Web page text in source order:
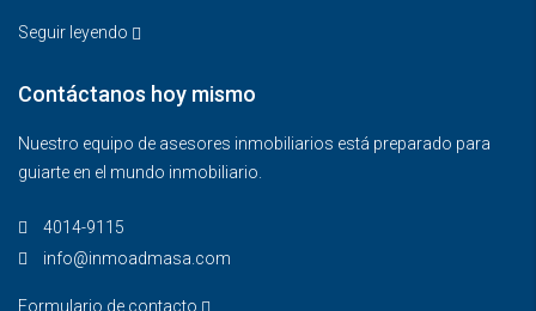
Seguir leyendo
Contáctanos hoy mismo
Nuestro equipo de asesores inmobiliarios está preparado para
guiarte en el mundo inmobiliario.
4014-9115‬
info@inmoadmasa.com
Formulario de contacto